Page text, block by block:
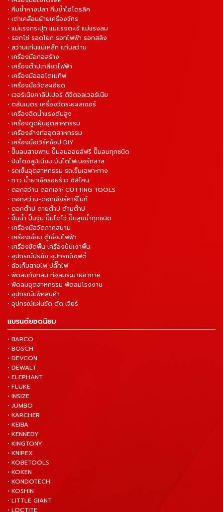
• คีมย้ำหางปลา คีมย้ำไฮโดรลิค
• เต่าเคลื่อนย้ายเครื่องจักร
• แม่แรงกระปุก แม่แรงตะเข้ แม่แรงลม
• รอกโซ่ รอดโยก รอกไฟฟ้า รอกสลิง
• สว่านแท่นแม่เหล็ก แท่นสว่าน
• เครื่องมือก่อสร้าง
• เครื่องต๊าปเกลียวไฟฟ้า
• เครื่องมือออโตเมทีฟ
• เครื่องมือวัดละเอียด
• เวอร์เนียคาลิปเปอร์ ดิจิตอลเวอร์เนีย
• ตลับเมตร เครื่องวัดระยะเลเซอร์
• เครื่องฉีดน้ำแรงดันสูง
• เครื่องดูดฝุ่นอุตสาหกรรม
• เครื่องล้างท่ออุตสาหกรรม
• เครื่องมือเวิร์คช็อป DIY
• ปั๊มลมสายพาน ปั๊มลมออยล์ฟรี ปั๊มลมทุกชนิด
• ปันไดอลูมิเนียม บันไดไฟเบอร์กลาส
• รถเข็นอุตสาหกรรม รถเข็นเฉพาะทาง
• กาว น้ำยาเช็ครอยร้าว ซิลิโคน
• ดอกสว่าน ดอกเจาะ CUTTING TOOLS
• ดอกสว่าน-ดอกเจียร์คาร์ไบท์
• ดอกต๊าป ดายต๊าป ด้ามต๊าป
• ปั๊มน้ำ ปั๊มจุ่ม ปั๊มไดโว่ ปั๊มสูบน้ำทุกชนิด
• เครื่องมือวัดภาคสนาม
• เครื่องเชื่อม ตู้เชื่อมไฟฟ้า
• เครื่องขัดพื้น เครื่องปั่นเงาพื้น
• อุปกรณ์นิรภัย อุปกรณ์เซฟตี้
• ล้อเก็บสายไฟ ปลั๊กไฟ
• พัดลมถังกลม ท่อลมระบายอากาศ
• พัดลมอุตสาหกรรม พัดลมโรงงาน
• อุปกรณ์แพ็คสินค้า
• อุปกรณ์แผ่นขัด ตัด เจียร์
แบรนด์ยอดนิยม
• BARCO
• BOSCH
• DEVCON
• DEWALT
• ELEPHANT
• FLUKE
• INSIZE
• JUMBO
• KARCHER
• KEIBA
• KENNEDY
• KINGTONY
• KNIPEX
• KOBETOOLS
• KOKEN
• KONDOTECH
• KOSHIN
• LITTLE GIANT